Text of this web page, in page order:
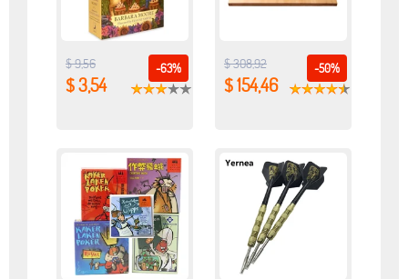
-63%
$ 9,56
$ 3,54
-50%
$ 308,92
$ 154,46